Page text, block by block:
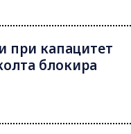
при капацитет
блокира